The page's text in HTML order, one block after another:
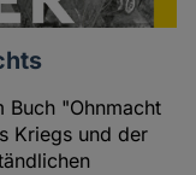
Buch "Ohnmacht
Kriegs und der